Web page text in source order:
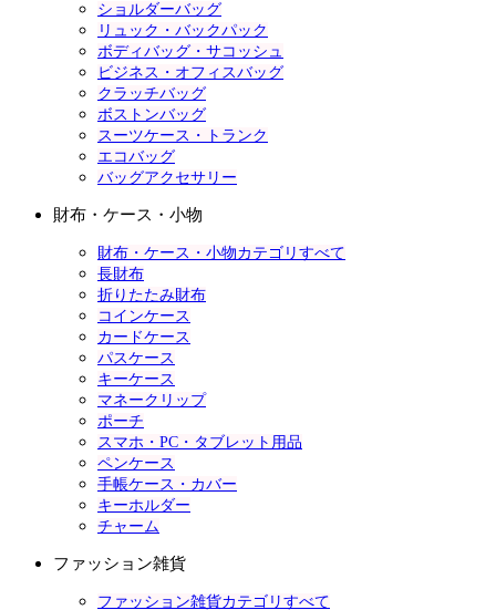
ショルダーバッグ
リュック・バックパック
ボディバッグ・サコッシュ
ビジネス・オフィスバッグ
クラッチバッグ
ボストンバッグ
スーツケース・トランク
エコバッグ
バッグアクセサリー
財布・ケース・小物
財布・ケース・小物カテゴリすべて
長財布
折りたたみ財布
コインケース
カードケース
パスケース
キーケース
マネークリップ
ポーチ
スマホ・PC・タブレット用品
ペンケース
手帳ケース・カバー
キーホルダー
チャーム
ファッション雑貨
ファッション雑貨カテゴリすべて